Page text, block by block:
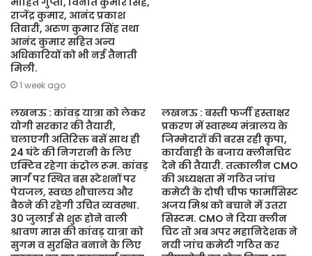
राजेंद्र कुमार, आनंद प्रकाश
तिवारी, अरुण कुमार सिंह तथा
आनंद कुमार सहित अन्य
अधिकारियों को भी नई तैनाती
मिली.
1 week ago
लखनऊ : कांवड़ यात्रा को लेकर
योगी सरकार की तैयारी,
चलाएगी अतिरिक्त बसें साथ ही
24 घंटे की निगरानी के लिए
एक्टिव रहेगा कंट्रोल रूम. कांवड़
मार्ग पर स्थित बस स्टेशनों पर
पेयजल, स्वच्छ शौचालय और
बैठने की रहेगी उचित व्यवस्था.
30 जुलाई से शुरू होने वाली
श्रावण मास की कांवड़ यात्रा को
सुगम व सुरक्षित बनाने के लिए
लखनऊ : बस्ती फर्जी हस्ताक्षर
प्रकरण में स्वास्थ्य मंत्रालय के
जिम्मेदारों की बरस रही कृपा,
कार्यवाही के बजाय क्लीनचिट
देने की तैयारी. तत्कालीन CMO
की अध्यक्षता में गठित जांच
कमेटी के दोषी चीफ फार्मासिस्ट
अजय मिश्र को बचाने में उतरा
सिस्टम. CMO ने दिया क्लीन
चिट तो अब अपर महानिदेशक ने
नयी जांच कमेटी गठित कर